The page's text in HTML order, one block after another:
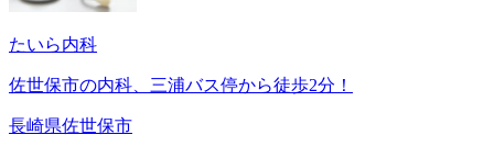
たいら内科
佐世保市の内科、三浦バス停から徒歩2分！
長崎県佐世保市